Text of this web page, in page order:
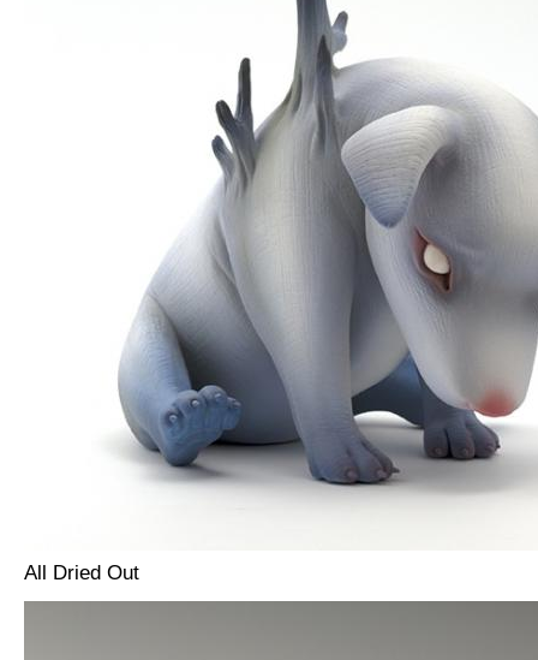
All Dried Out